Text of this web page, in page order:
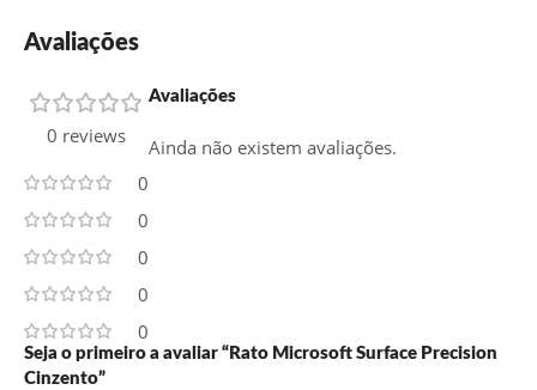
Avaliações
0 reviews
0
0
0
0
0
Avaliações
Ainda não existem avaliações.
Seja o primeiro a avaliar “Rato Microsoft Surface Precision
Cinzento”